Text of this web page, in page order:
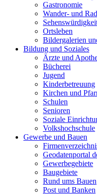
Gastronomie
Wander- und
Ortsleben
Bildergalerien
Bildung und Soziales
Ärzte und
Bücherei
Jugend
Kinderbetreuung
Kirchen und
Schulen
Senioren
Soziale
Volkshochschule
Gewerbe und Bauen
Geodatenportal
Gewerbegebiete
Baugebiete
Rund ums Bauen
Post und Banken